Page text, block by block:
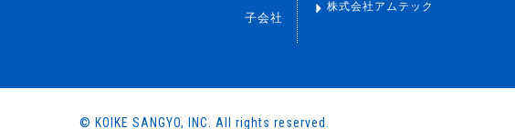
子会社
株式会社アムテック
© KOIKE SANGYO, INC. All rights reserved.